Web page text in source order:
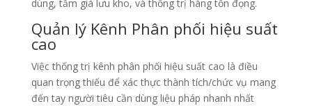
dùng, tầm giá lưu kho, và thống trị hàng tồn đọng.
Quản lý Kênh Phân phối hiệu suất
cao
Việc thống trị kênh phân phối hiệu suất cao là điều
quan trọng thiếu để xác thực thành tích/chức vụ mang
đến tay người tiêu cần dùng liệu pháp nhanh nhất